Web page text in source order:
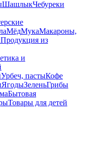
ШашлыкЧебуреки
МёдМукаМакароны,
Продукция из
и
Урбеч, пастыКофе
ЯгодыЗеленьГрибы
Бытовая
Товары для детей